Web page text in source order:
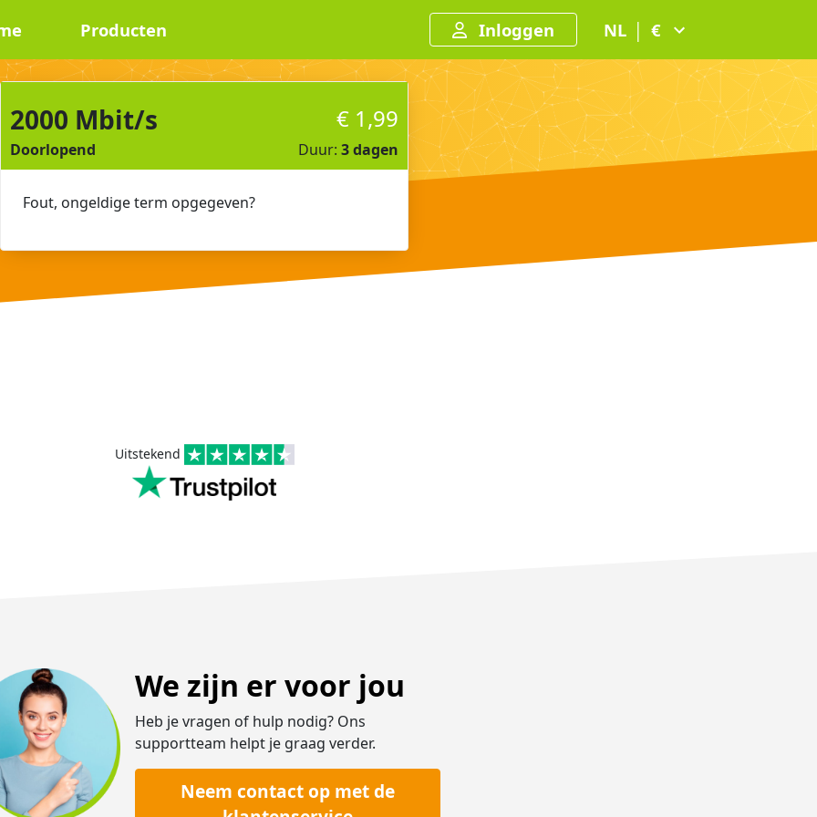
Producten Inloggen NL │ €
€ 1,99
2000 Mbit/s
Doorlopend Duur: 3 dagen
Fout, ongeldige term opgegeven?
Uitstekend
We zijn er voor jou
Heb je vragen of hulp nodig? Ons
supportteam helpt je graag verder.
Neem contact op met de